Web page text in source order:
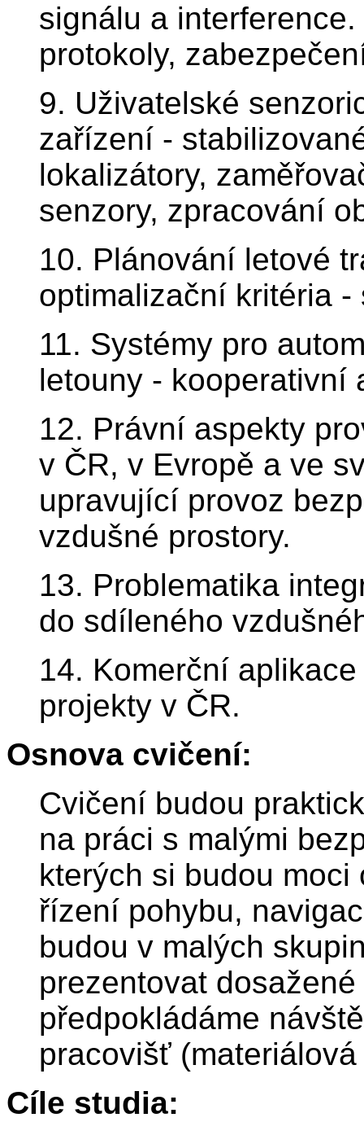
signálu a
protokoly,
9. Uživatelské
zařízení -
lokalizátory,
senzory, zpracování
10. Plánování letové
optimalizační kritéria
11. Systémy pro
letouny - kooperativní
12. Právní aspekty
v ČR, v Evropě a ve
upravující provoz
vzdušné prostory.
13. Problematika
do sdíleného
14. Komerční
projekty v ČR.
Osnova cvičení:
Cvičení budou
na práci s malými
kterých si budou
řízení pohybu,
budou v malých
prezentovat
předpokládáme
pracovišť
Cíle studia: